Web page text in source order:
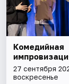
Комедийная
27 сентября
воскресенье